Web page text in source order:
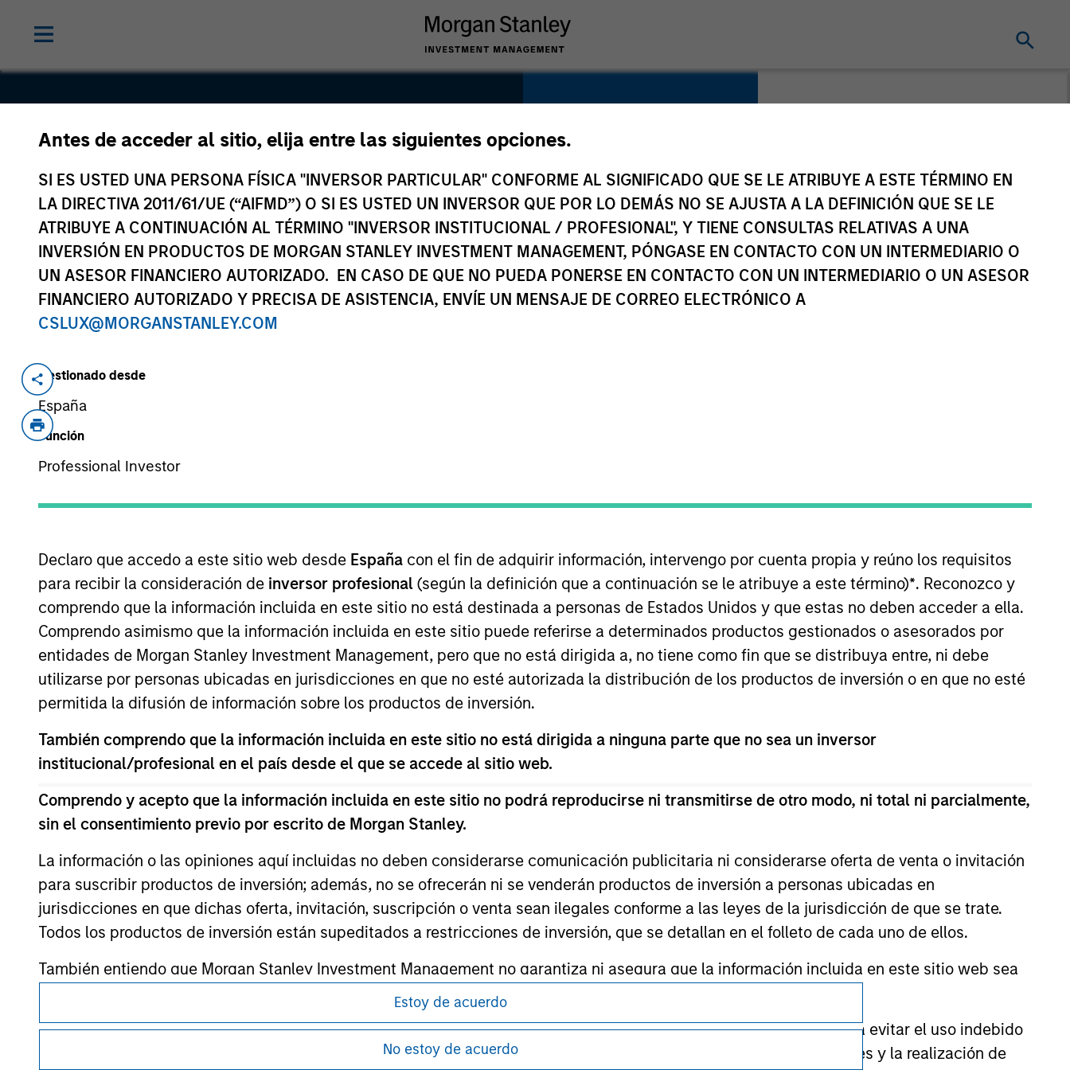
Antes de acceder al sitio, elija entre las siguientes opciones.
SI ES USTED UNA PERSONA FÍSICA "INVERSOR PARTICULAR" CONFORME AL SIGNIFICADO QUE SE LE ATRIBUYE A ESTE TÉRMINO EN
LA DIRECTIVA 2011/61/UE (“AIFMD”) O SI ES USTED UN INVERSOR QUE POR LO DEMÁS NO SE AJUSTA A LA DEFINICIÓN QUE SE LE
ATRIBUYE A CONTINUACIÓN AL TÉRMINO "INVERSOR INSTITUCIONAL / PROFESIONAL", Y TIENE CONSULTAS RELATIVAS A UNA
INVERSIÓN EN PRODUCTOS DE MORGAN STANLEY INVESTMENT MANAGEMENT, PÓNGASE EN CONTACTO CON UN INTERMEDIARIO O
UN ASESOR FINANCIERO AUTORIZADO. EN CASO DE QUE NO PUEDA PONERSE EN CONTACTO CON UN INTERMEDIARIO O UN ASESOR
FINANCIERO AUTORIZADO Y PRECISA DE ASISTENCIA, ENVÍE UN MENSAJE DE CORREO ELECTRÓNICO A
CSLUX@MORGANSTANLEY.COM
Gestionado desde
España
Función
Professional Investor
Declaro que accedo a este sitio web desde España con el fin de adquirir información, intervengo por cuenta propia y reúno los requisitos
para recibir la consideración de inversor profesional (según la definición que a continuación se le atribuye a este término)*. Reconozco y
comprendo que la información incluida en este sitio no está destinada a personas de Estados Unidos y que estas no deben acceder a ella.
Comprendo asimismo que la información incluida en este sitio puede referirse a determinados productos gestionados o asesorados por
entidades de Morgan Stanley Investment Management, pero que no está dirigida a, no tiene como fin que se distribuya entre, ni debe
utilizarse por personas ubicadas en jurisdicciones en que no esté autorizada la distribución de los productos de inversión o en que no esté
permitida la difusión de información sobre los productos de inversión.
También comprendo que la información incluida en este sitio no está dirigida a ninguna parte que no sea un inversor
institucional/profesional en el país desde el que se accede al sitio web.
Comprendo y acepto que la información incluida en este sitio no podrá reproducirse ni transmitirse de otro modo, ni total ni parcialmente,
sin el consentimiento previo por escrito de Morgan Stanley.
La información o las opiniones aquí incluidas no deben considerarse comunicación publicitaria ni considerarse oferta de venta o invitación
para suscribir productos de inversión; además, no se ofrecerán ni se venderán productos de inversión a personas ubicadas en
jurisdicciones en que dichas oferta, invitación, suscripción o venta sean ilegales conforme a las leyes de la jurisdicción de que se trate.
Todos los productos de inversión están supeditados a restricciones de inversión, que se detallan en el folleto de cada uno de ellos.
También entiendo que Morgan Stanley Investment Management no garantiza ni asegura que la información incluida en este sitio web sea
exacta, completa o adecuada para un fin en particular.
Morgan Stanley Investment Management Limited impone obligaciones a los profesionales del sector financiero para evitar el uso indebido
de fondos de inversión para el blanqueo de capitales, incluidos procedimientos para la identificación de suscriptores y la realización de
Estoy de acuerdo
No estoy de acuerdo
PPC Flexible
Packaging
Industrial Services
United States
PPC Flexible Packaging is a converter of flexible packaging products primarily in the
As of July 25, 2025. The above is provided for informational and educational purposes only. There is no guarantee that the investment mentioned
resulted in positive performance (for realized holdings), or will perform well in the future (for current holdings). The trademarks and service marks
above are the property of their respective owners. The information on this website has not been authorized, sponsored, or otherwise approved by
such owners. By clicking on any links shown here, you agree that you are navigating to a third party site. We are providing these hyperlinks to you
only as a convenience and the inclusion of any hyperlink is not and does not imply any endorsement, approval, investigation, verification or
monitoring by us of any information contained in any hyperlinked site. In no event shall we be responsible for the information contained on the site
or your use of such site.
Morgan Stanley
Morgan Stanley Careers
Es importante que los usuarios lean las Condiciones de uso antes de proceder, ya que explican ciertas
restricciones legales y reglamentarias aplicables a la difusión de la información relativa a los productos
Your Privacy Choices